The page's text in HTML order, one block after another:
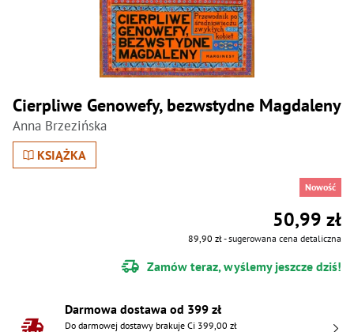
Cierpliwe Genowefy, bezwstydne Magdaleny
Anna Brzezińska
KSIĄŻKA
Nowość
50,99 zł
89,90 zł- sugerowana cena detaliczna
Zamów teraz, wyślemy jeszcze dziś!
Darmowa dostawa od 399 zł
Do darmowej dostawy brakuje Ci 399,00 zł